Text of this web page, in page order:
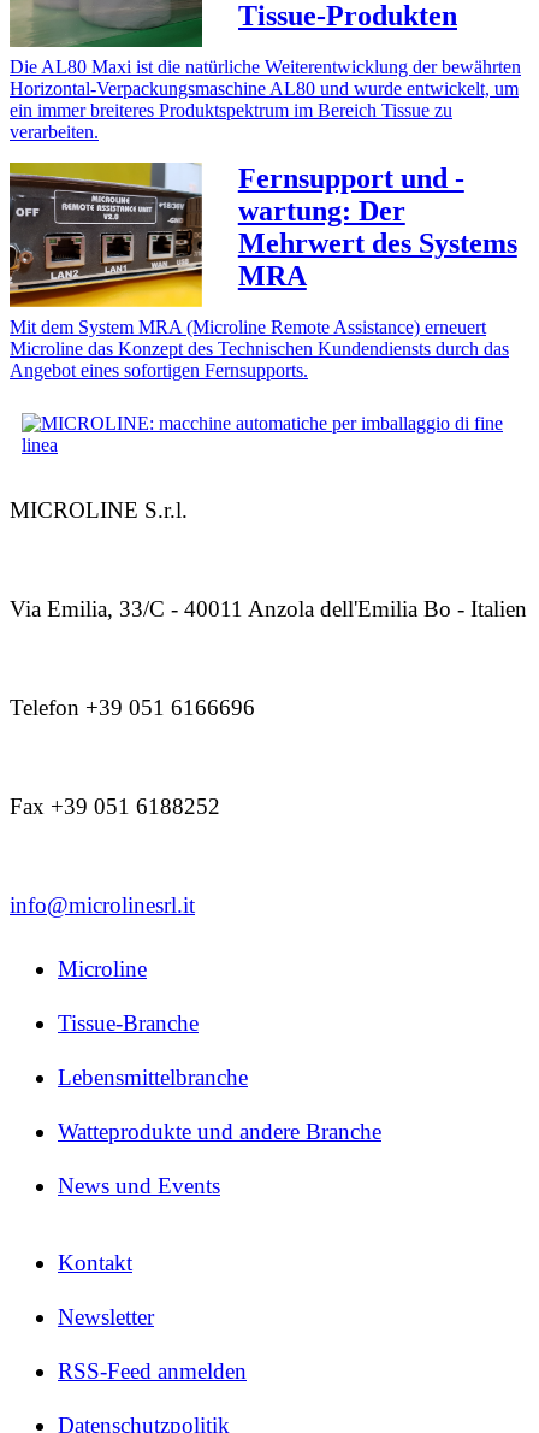
Tissue-Produkten
Die AL80 Maxi ist die natürliche Weiterentwicklung der bewährten
Horizontal-Verpackungsmaschine AL80 und wurde entwickelt, um
ein immer breiteres Produktspektrum im Bereich Tissue zu
verarbeiten.
Fernsupport und -
wartung: Der
Mehrwert des Systems
MRA
Mit dem System MRA (Microline Remote Assistance) erneuert
Microline das Konzept des Technischen Kundendiensts durch das
Angebot eines sofortigen Fernsupports.
MICROLINE S.r.l.
Via Emilia, 33/C - 40011 Anzola dell'Emilia Bo - Italien
Telefon +39 051 6166696
Fax +39 051 6188252
info@microlinesrl.it
Microline
Tissue-Branche
Lebensmittelbranche
Watteprodukte und andere Branche
News und Events
Kontakt
Newsletter
RSS-Feed anmelden
Datenschutzpolitik